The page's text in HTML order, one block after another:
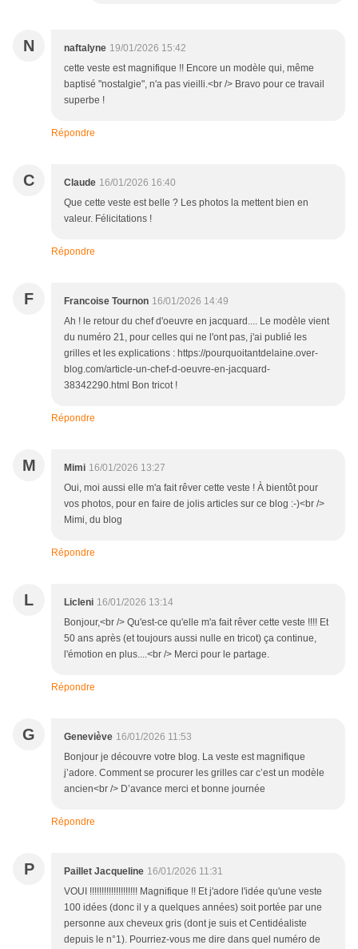
N naftalyne 19/01/2026 15:42
cette veste est magnifique !! Encore un modèle qui, même
baptisé "nostalgie", n'a pas vieilli.<br /> Bravo pour ce travail
superbe !
Répondre
C Claude 16/01/2026 16:40
Que cette veste est belle ? Les photos la mettent bien en
valeur. Félicitations !
Répondre
F Francoise Tournon 16/01/2026 14:49
Ah ! le retour du chef d'oeuvre en jacquard.... Le modèle vient
du numéro 21, pour celles qui ne l'ont pas, j'ai publié les
grilles et les explications : https://pourquoitantdelaine.over-
blog.com/article-un-chef-d-oeuvre-en-jacquard-
38342290.html Bon tricot !
Répondre
M Mimi 16/01/2026 13:27
Oui, moi aussi elle m'a fait rêver cette veste ! À bientôt pour
vos photos, pour en faire de jolis articles sur ce blog :-)<br />
Mimi, du blog
Répondre
L Licleni 16/01/2026 13:14
Bonjour,<br /> Qu'est-ce qu'elle m'a fait rêver cette veste !!!! Et
50 ans après (et toujours aussi nulle en tricot) ça continue,
l'émotion en plus....<br /> Merci pour le partage.
Répondre
G Geneviève 16/01/2026 11:53
Bonjour je découvre votre blog. La veste est magnifique
j’adore. Comment se procurer les grilles car c’est un modèle
ancien<br /> D’avance merci et bonne journée
Répondre
P Paillet Jacqueline 16/01/2026 11:31
VOUI !!!!!!!!!!!!!!!!!!!! Magnifique !! Et j'adore l'idée qu'une veste
100 idées (donc il y a quelques années) soit portée par une
personne aux cheveux gris (dont je suis et Centidéaliste
depuis le n°1). Pourriez-vous me dire dans quel numéro de